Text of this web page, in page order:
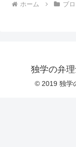
ホーム ブ
独学の弁
© 2019 独学